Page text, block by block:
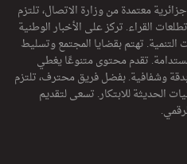
معتمدة من وزارة الاتصال، تلتزم
القراء. تركز على الأخبار الوطنية
التنمية. تهتم بقضايا المجتمع وتسليط
تقدم محتوى متنوعًا يغطي
بدقة وشفافية. بفضل فريق محترف، تلتزم
الحديثة للابتكار. تسعى لتقديم